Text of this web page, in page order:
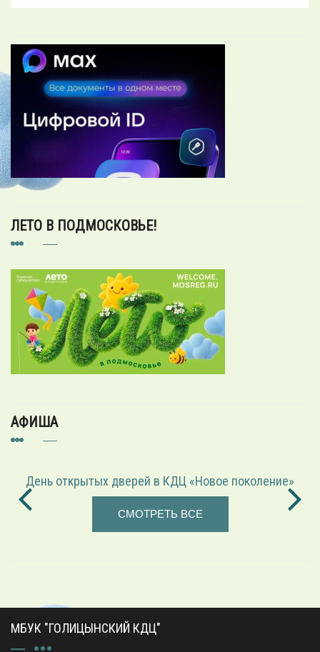
ЛЕТО В ПОДМОСКОВЬЕ!
АФИША
«Играем в режиссёра» —
СМОТРЕТЬ ВСЕ
МБУК "ГОЛИЦЫНСКИЙ КДЦ"